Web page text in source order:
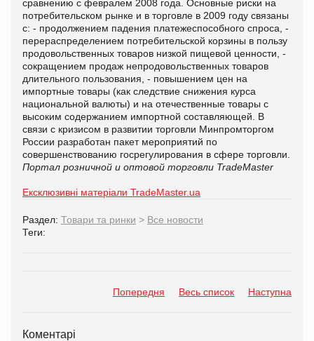
сравнению с февралем 2008 года. Основные риски на
потребительском рынке и в торговле в 2009 году связаны
с: - продолжением падения платежеспособного спроса, -
перераспределением потребительской корзины в пользу
продовольственных товаров низкой пищевой ценности, -
сокращением продаж непродовольственных товаров
длительного пользования, - повышением цен на
импортные товары (как следствие снижения курса
национальной валюты) и на отечественные товары с
высоким содержанием импортной составляющей. В
связи с кризисом в развитии торговли Минпромторгом
России разработан пакет мероприятий по
совершенствованию госрегулирования в сфере торговли.
Портал розничной и оптовой торговли TradeMaster
Ексклюзивні матеріали TradeMaster.ua
Раздел: Товари та ринки > Все новости
Теги:
Попередня Весь список Наступна
Коментарі